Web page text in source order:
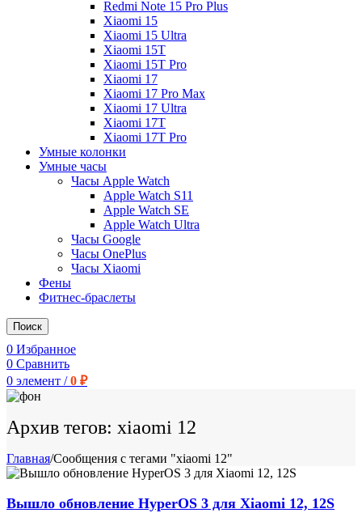
Redmi Note 15 Pro Plus
Xiaomi 15
Xiaomi 15 Ultra
Xiaomi 15T
Xiaomi 15T Pro
Xiaomi 17
Xiaomi 17 Pro Max
Xiaomi 17 Ultra
Xiaomi 17T
Xiaomi 17T Pro
Умные колонки
Умные часы
Часы Apple Watch
Apple Watch S11
Apple Watch SE
Apple Watch Ultra
Часы Google
Часы OnePlus
Часы Xiaomi
Фены
Фитнес-браслеты
Поиск
0 Избранное
0 Сравнить
0 элемент / 0 ₽
Архив тегов: xiaomi 12
Главная/Сообщения с тегами "xiaomi 12"
Вышло обновление HyperOS 3 для Xiaomi 12, 12S